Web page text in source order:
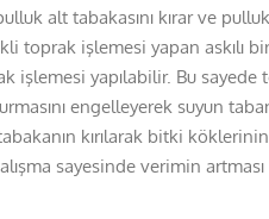
alt tabakasını kırar ve
toprak işlemesi yapan askılı
yapılabilir. Bu sayede
engelleyerek suyun
kırılarak bitki
sayesinde verimin artması